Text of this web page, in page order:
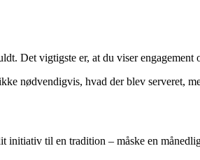
Det vigtigste er, at du viser engagement
nødvendigvis, hvad der blev serveret,
initiativ til en tradition – måske en